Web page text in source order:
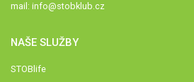
mail: info@stobklub.cz
NAŠE SLUŽBY
STOBlife